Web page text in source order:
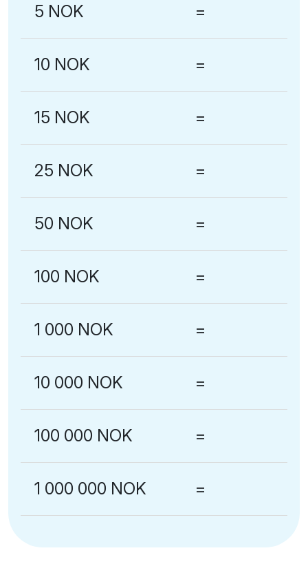
5 NOK =
10 NOK =
15 NOK =
25 NOK =
50 NOK =
100 NOK =
1 000 NOK =
10 000 NOK =
100 000 NOK =
1 000 000 NOK =